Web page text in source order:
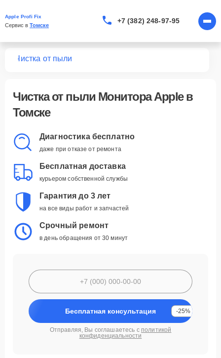
Apple Profi Fix
Сервис в Томске
+7 (382) 248-97-95
Чистка от пыли
Чистка от пыли Монитора Apple в
Томске
Диагностика бесплатно
даже при отказе от ремонта
Бесплатная доставка
курьером собственной службы
Гарантия до 3 лет
на все виды работ и запчастей
Срочный ремонт
в день обращения от 30 минут
Бесплатная консультация -25%
Отправляя, Вы соглашаетесь с политикой
конфиденциальности